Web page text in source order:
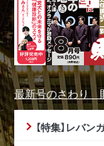
最新号のさわり
【特集】レバ